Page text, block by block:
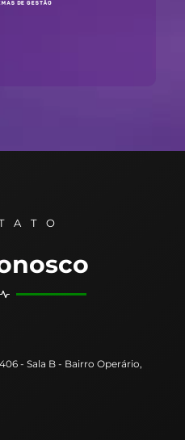
- Sala B - Bairro Operário,